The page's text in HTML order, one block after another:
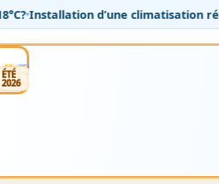
Installation d’une climatisation
ÉTÉ
2026
Installation
Entretien
Dépannage / SAV